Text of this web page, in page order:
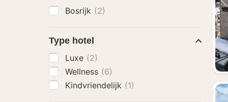
Bosrijk (2)
Type hotel
Luxe (2)
Wellness (6)
Kindvriendelijk (1)